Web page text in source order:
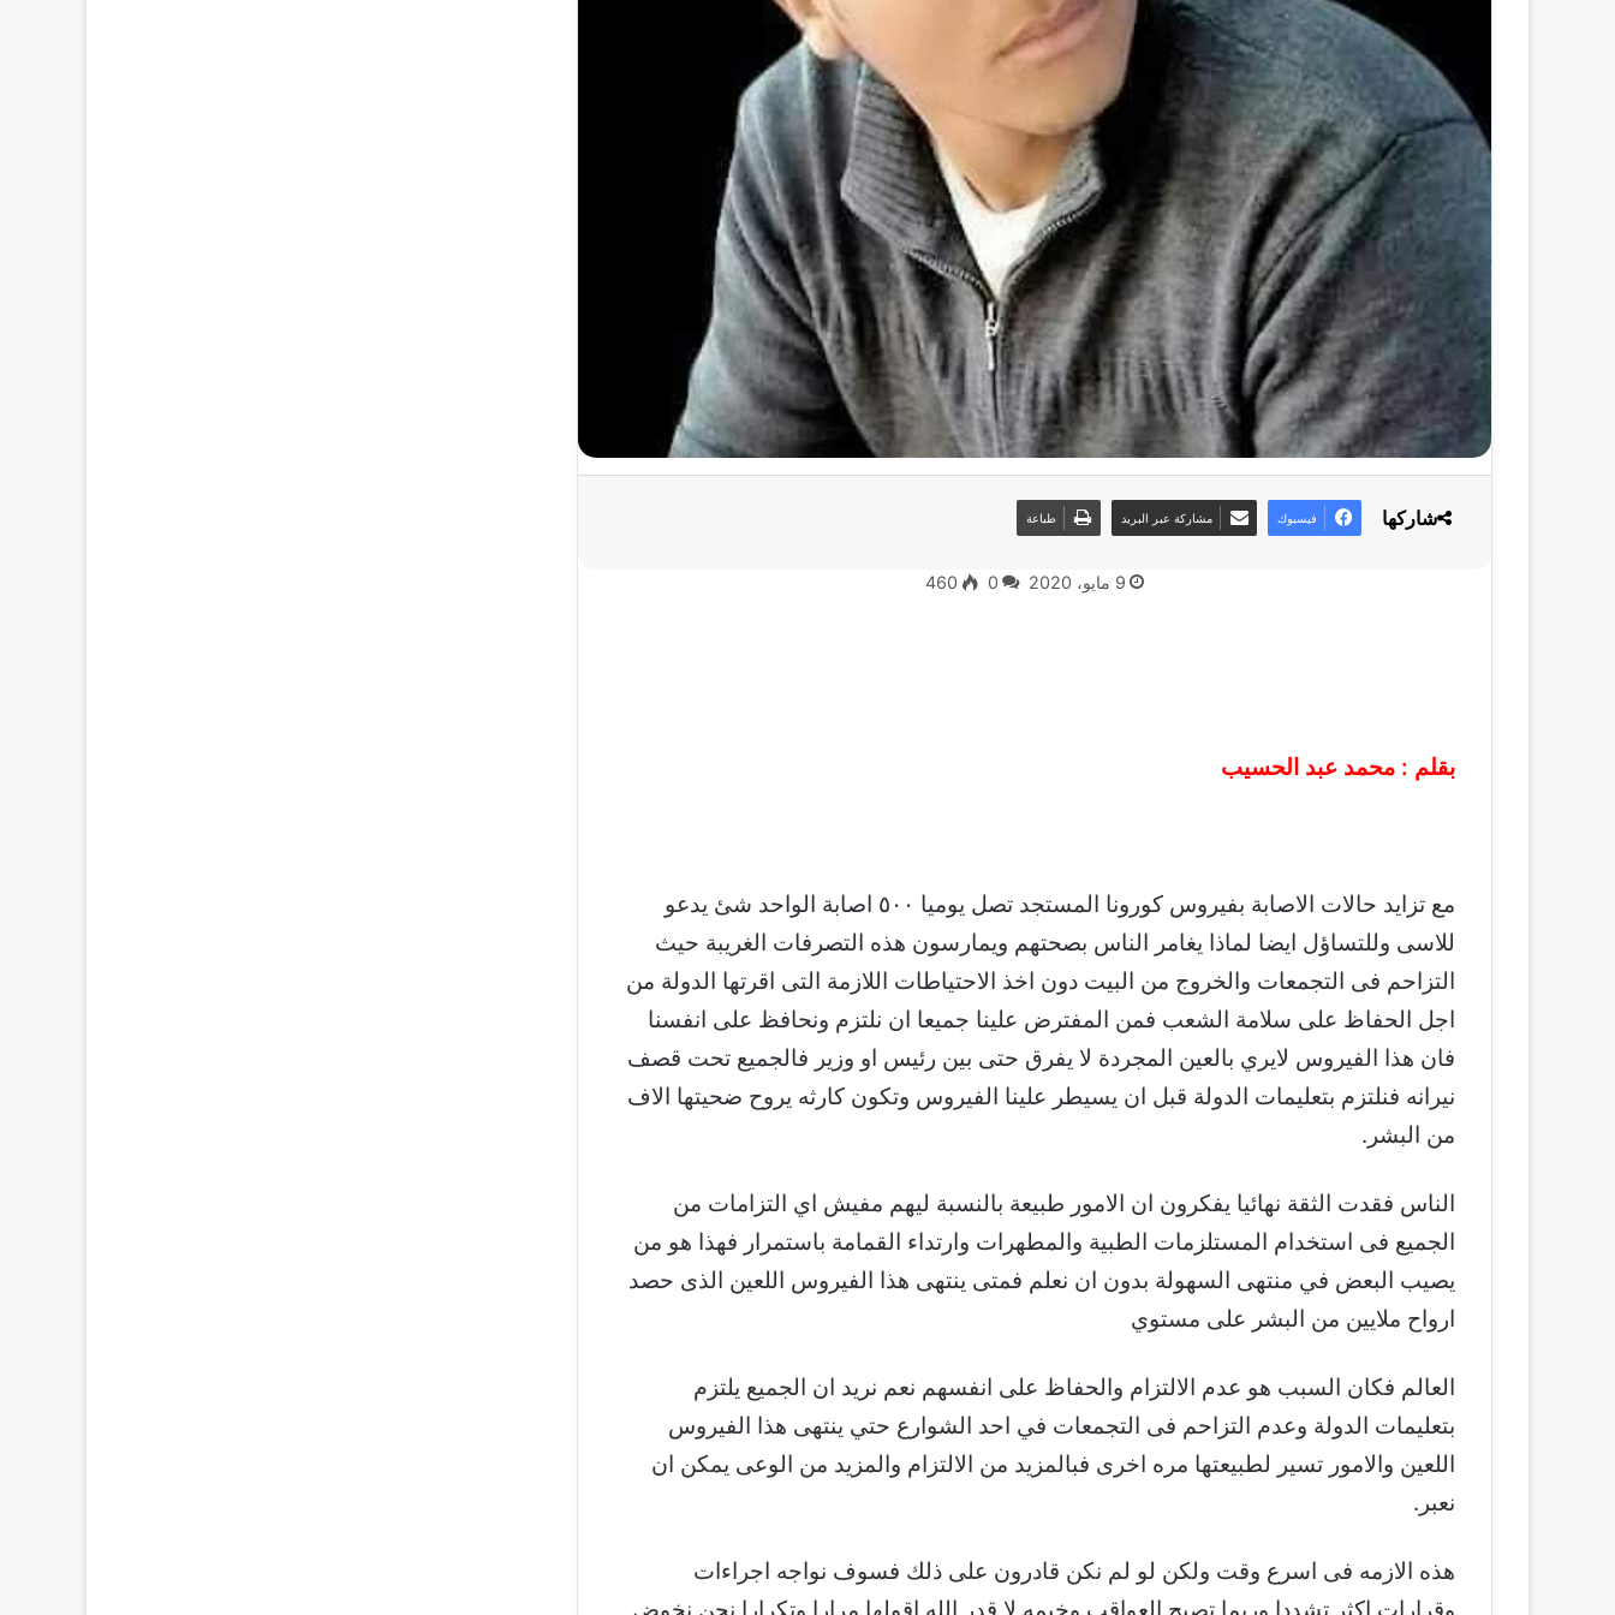
9 مايو، 2020 0
460
بقلم : محمد عبد الحسيب
مع تزايد حالات الاصابة بفيروس كورونا المستجد تصل يوميا ٥٠٠ اصابة الواحد شئ يدعو
للاسى وللتساؤل ايضا لماذا يغامر الناس بصحتهم ويمارسون هذه التصرفات الغريبة حيث
التزاحم فى التجمعات والخروج من البيت دون اخذ الاحتياطات اللازمة التى اقرتها الدولة من
اجل الحفاظ على سلامة الشعب فمن المفترض علينا جميعا ان نلتزم ونحافظ على انفسنا
فان هذا الفيروس لايري بالعين المجردة لا يفرق حتى بين رئيس او وزير فالجميع تحت قصف
نيرانه فنلتزم بتعليمات الدولة قبل ان يسيطر علينا الفيروس وتكون كارثه يروح ضحيتها الاف
من البشر.
الناس فقدت الثقة نهائيا يفكرون ان الامور طبيعة بالنسبة ليهم مفيش اي التزامات من
الجميع فى استخدام المستلزمات الطبية والمطهرات وارتداء القمامة باستمرار فهذا هو من
يصيب البعض في منتهى السهولة بدون ان نعلم فمتى ينتهى هذا الفيروس اللعين الذى حصد
ارواح ملايين من البشر على مستوي
العالم فكان السبب هو عدم الالتزام والحفاظ على انفسهم نعم نريد ان الجميع يلتزم
بتعليمات الدولة وعدم التزاحم فى التجمعات في احد الشوارع حتي ينتهى هذا الفيروس
اللعين والامور تسير لطبيعتها مره اخرى فبالمزيد من الالتزام والمزيد من الوعى يمكن ان
نعبر.
هذه الازمه فى اسرع وقت ولكن لو لم نكن قادرون على ذلك فسوف نواجه اجراءات
شاركها فيسبوك مشاركة عبر البريد طباعة